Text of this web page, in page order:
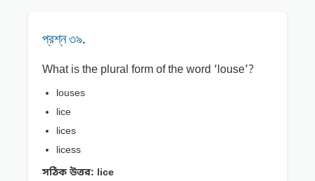
প্রশ্ন ৩৯.
What is the plural form of the word ‘louse’?
louses
lice
lices
licess
সঠিক উত্তর: lice